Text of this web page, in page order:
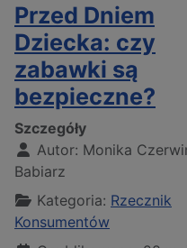
Przed Dniem
Dziecka: czy
zabawki są
bezpieczne?
Szczegóły
Autor: Monika
Babiarz
Kategoria: Rzecznik
Konsumentów